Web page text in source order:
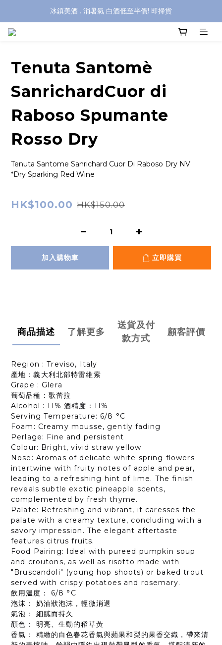
冰鎮美酒 . 消暑氣 白酒低至半價! 即掃貨
Tenuta Santomè
SanrichardCuor di
Raboso Spumante
Rosso Dry
Tenuta Santome Sanrichard Cuor Di Raboso Dry NV
*Dry Sparking Red Wine
HK$100.00 HK$150.00
加入購物車 立即購買
商品描述 了解更多
送貨及付
款方式
顧客評價
Region : Treviso, Italy
產地：義大利北部特雷維索
Grape : Glera
葡萄品種：歌蕾拉
Alcohol : 11% 酒精度：11%
Serving Temperature: 6/8 °C
Foam: Creamy mousse, gently fading
Perlage: Fine and persistent
Colour: Bright, vivid straw yellow
Nose: Aromas of delicate white spring flowers
intertwine with fruity notes of apple and pear,
leading to a refreshing hint of lime. The finish
reveals subtle exotic pineapple scents,
complemented by fresh thyme.
Palate: Refreshing and vibrant, it caresses the
palate with a creamy texture, concluding with a
savory impression. The elegant aftertaste
features citrus fruits.
Food Pairing: Ideal with pureed pumpkin soup
and croutons, as well as risotto made with
"Bruscandoli" (young hop shoots) or baked trout
served with crispy potatoes and rosemary.
飲用溫度： 6/8 °C
泡沫： 奶油狀泡沫，輕微消退
氣泡： 細膩而持久
顏色： 明亮、生動的稻草黃
香氣： 精緻的白色春花香氣與蘋果和梨的果香交織，帶來清